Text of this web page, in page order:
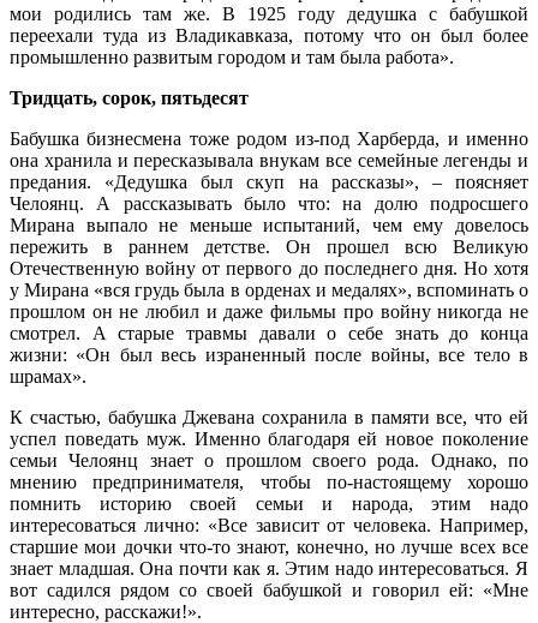
мои родились там же. В 1925 году дедушка с бабушкой
переехали туда из Владикавказа, потому что он был более
промышленно развитым городом и там была работа».
Тридцать, сорок, пятьдесят
Бабушка бизнесмена тоже родом из-под Харберда, и именно
она хранила и пересказывала внукам все семейные легенды и
предания. «Дедушка был скуп на рассказы», – поясняет
Челоянц. А рассказывать было что: на долю подросшего
Мирана выпало не меньше испытаний, чем ему довелось
пережить в раннем детстве. Он прошел всю Великую
Отечественную войну от первого до последнего дня. Но хотя
у Мирана «вся грудь была в орденах и медалях», вспоминать о
прошлом он не любил и даже фильмы про войну никогда не
смотрел. А старые травмы давали о себе знать до конца
жизни: «Он был весь израненный после войны, все тело в
шрамах».
К счастью, бабушка Джевана сохранила в памяти все, что ей
успел поведать муж. Именно благодаря ей новое поколение
семьи Челоянц знает о прошлом своего рода. Однако, по
мнению предпринимателя, чтобы по-настоящему хорошо
помнить историю своей семьи и народа, этим надо
интересоваться лично: «Все зависит от человека. Например,
старшие мои дочки что-то знают, конечно, но лучше всех все
знает младшая. Она почти как я. Этим надо интересоваться. Я
вот садился рядом со своей бабушкой и говорил ей: «Мне
интересно, расскажи!».